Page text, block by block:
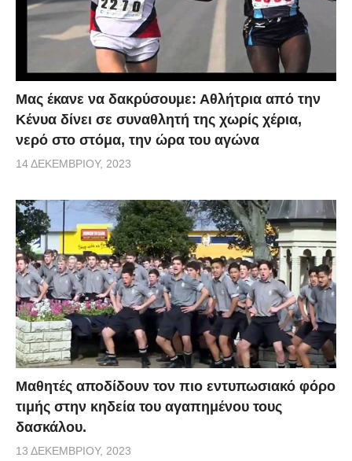
Μας έκανε να δακρύσουμε: Αθλήτρια από την
Κένυα δίνει σε συναθλητή της χωρίς χέρια,
νερό στο στόμα, την ώρα του αγώνα
14 ΔΕΚΕΜΒΡΊΟΥ, 2023
Μαθητές αποδίδουν τον πιο εντυπωσιακό φόρο
τιμής στην κηδεία του αγαπημένου τους
δασκάλου.
13 ΔΕΚΕΜΒΡΊΟΥ, 2023